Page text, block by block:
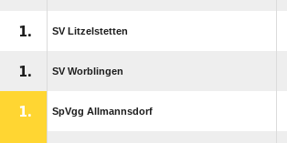
1. SV Litzelstetten
1. SV Worblingen
1. SpVgg Allmannsdorf